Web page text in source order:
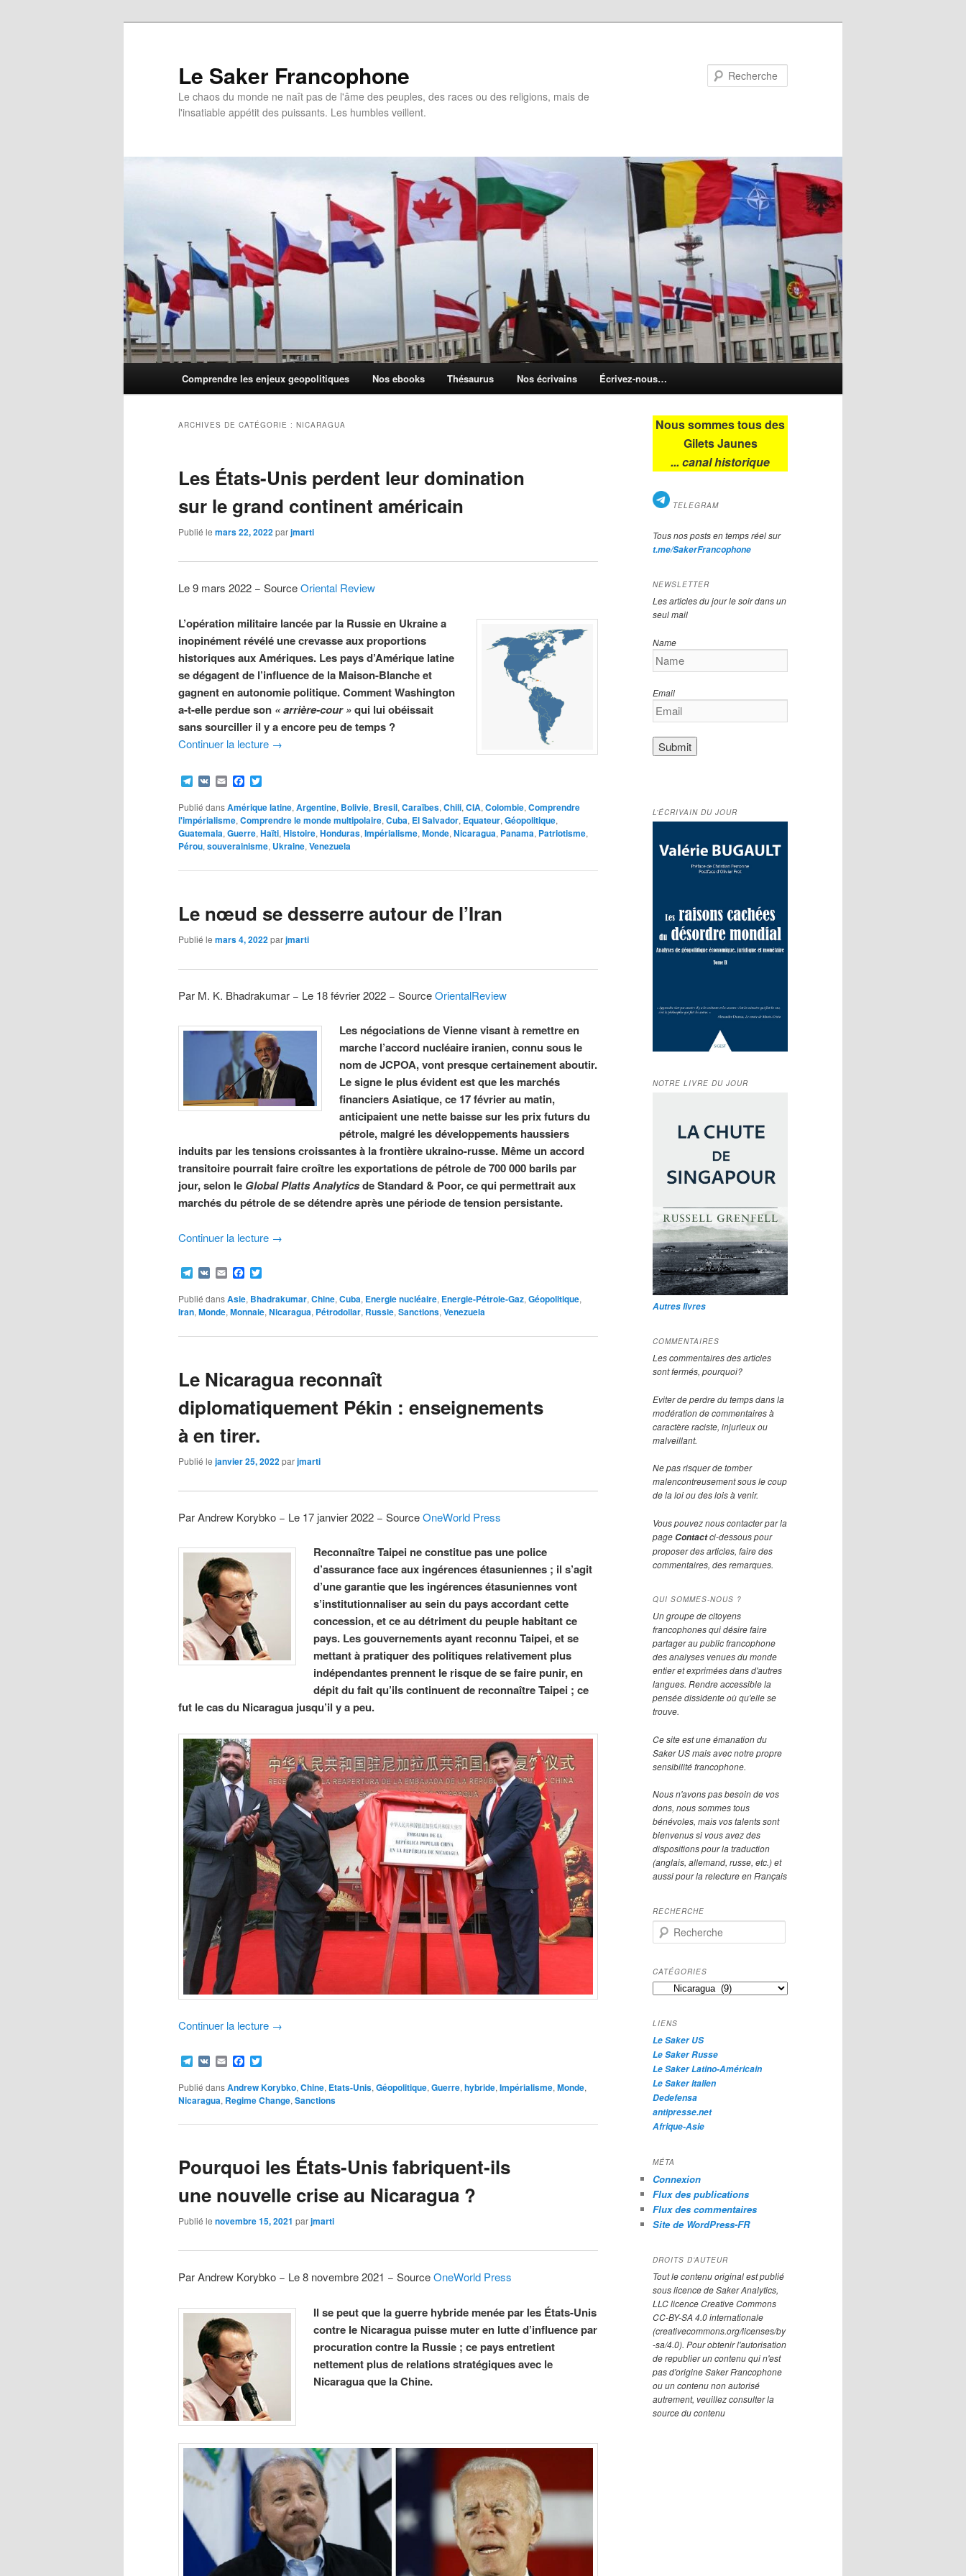
Le Saker Francophone
Le chaos du monde ne naît pas de l'âme des peuples, des races ou des religions, mais de
l'insatiable appétit des puissants. Les humbles veillent.
Comprendre les enjeux geopolitiques Nos ebooks Thésaurus Nos écrivains Écrivez-nous…
ARCHIVES DE CATÉGORIE : NICARAGUA
Les États-Unis perdent leur domination
sur le grand continent américain
Publié le mars 22, 2022parjmarti
Le 9 mars 2022 − SourceOriental Review
L’opération militaire lancée par la Russie en Ukraine a
inopinément révélé une crevasse aux proportions
historiques aux Amériques. Les pays d’Amérique latine
se dégagent de l’influence de la Maison-Blanche et
gagnent en autonomie politique. Comment Washington
a-t-elle perdue son « arrière-cour »qui lui obéissait
sans sourciller il y a encore peu de temps ?
Continuer la lecture →
Telegram
VK EmailFacebook
Publié dansAmérique latine, Argentine, Bolivie, Bresil, Caraïbes, Chili, CIA, Colombie, Comprendre
l'impérialisme, Comprendre le monde multipolaire, Cuba, El Salvador, Equateur, Géopolitique,
Guatemala, Guerre, Haïti, Histoire, Honduras, Impérialisme, Monde, Nicaragua, Panama, Patriotisme,
Pérou, souverainisme, Ukraine, Venezuela
Le nœud se desserre autour de l’Iran
Publié le mars 4, 2022parjmarti
Par M. K. Bhadrakumar − Le 18 février 2022 − SourceOrientalReview
Les négociations de Vienne visant à remettre en
marche l’accord nucléaire iranien, connu sous le
nom de JCPOA, vont presque certainement aboutir.
Le signe le plus évident est que les marchés
financiers Asiatique, ce 17 février au matin,
anticipaient une nette baisse sur les prix futurs du
pétrole, malgré les développements haussiers
induits par les tensions croissantes à la frontière ukraino-russe. Même un accord
transitoire pourrait faire croître les exportations de pétrole de 700 000 barils par
jour, selon le Global Platts Analyticsde Standard & Poor, ce qui permettrait aux
marchés du pétrole de se détendre après une période de tension persistante.
Continuer la lecture →
Telegram
VK EmailFacebook
Publié dansAsie, Bhadrakumar, Chine, Cuba, Energie nucléaire, Energie-Pétrole-Gaz, Géopolitique,
Iran, Monde, Monnaie, Nicaragua, Pétrodollar, Russie, Sanctions, Venezuela
Le Nicaragua reconnaît
diplomatiquement Pékin : enseignements
à en tirer.
Publié le janvier 25, 2022parjmarti
Par Andrew Korybko − Le 17 janvier 2022 − SourceOneWorld Press
Reconnaître Taipei ne constitue pas une police
d’assurance face aux ingérences étasuniennes ; il s’agit
d’une garantie que les ingérences étasuniennes vont
s’institutionnaliser au sein du pays accordant cette
concession, et ce au détriment du peuple habitant ce
pays. Les gouvernements ayant reconnu Taipei, et se
mettant à pratiquer des politiques relativement plus
indépendantes prennent le risque de se faire punir, en
dépit du fait qu’ils continuent de reconnaître Taipei ; ce
fut le cas du Nicaragua jusqu’il y a peu.
Continuer la lecture →
Telegram
VK EmailFacebook
Publié dansAndrew Korybko, Chine, Etats-Unis, Géopolitique, Guerre, hybride, Impérialisme, Monde,
Nicaragua, Regime Change, Sanctions
Pourquoi les États-Unis fabriquent-ils
une nouvelle crise au Nicaragua ?
Publié le novembre 15, 2021 parjmarti
Par Andrew Korybko − Le 8 novembre 2021 − SourceOneWorld Press
Il se peut que la guerre hybride menée par les États-Unis
contre le Nicaragua puisse muter en lutte d’influence par
procuration contre la Russie ; ce pays entretient
nettement plus de relations stratégiques avec le
Nicaragua que la Chine.
Nous sommes tous des
Gilets Jaunes
... canal historique
TELEGRAM
Tous nos posts en temps réel sur
t.me/SakerFrancophone
NEWSLETTER
Les articles du jour le soir dans un
seul mail
Name
Email
L’ÉCRIVAIN DU JOUR
NOTRE LIVRE DU JOUR
Autres livres
COMMENTAIRES
Les commentaires des articles
sont fermés, pourquoi?
Eviter de perdre du temps dans la
modération de commentaires à
caractère raciste, injurieux ou
malveillant.
Ne pas risquer de tomber
malencontreusement sous le coup
de la loi ou des lois à venir.
Vous pouvez nous contacter par la
page Contactci-dessous pour
proposer des articles, faire des
commentaires, des remarques.
QUI SOMMES-NOUS ?
Un groupe de citoyens
francophones qui désire faire
partager au public francophone
des analyses venues du monde
entier et exprimées dans d'autres
langues. Rendre accessible la
pensée dissidente où qu'elle se
trouve.
Ce site est une émanation du
Saker US mais avec notre propre
sensibilité francophone.
Nous n'avons pas besoin de vos
dons, nous sommes tous
bénévoles, mais vos talents sont
bienvenus si vous avez des
dispositions pour la traduction
(anglais, allemand, russe, etc.) et
aussi pour la relecture en Français
RECHERCHE
e
h
e
r
h
e
CATÉGORIES
Catégories
LIENS
Le Saker US
Le Saker Russe
Le Saker Latino-Américain
Le Saker Italien
Dedefensa
antipresse.net
Afrique-Asie
MÉTA
Connexion
Flux des publications
Flux des commentaires
Site de WordPress-FR
DROITS D’AUTEUR
Tout le contenu original est publié
sous licence de Saker Analytics,
LLC licence Creative Commons
CC-BY-SA 4.0 internationale
(creativecommons.org/licenses/by
-sa/4.0). Pour obtenir l'autorisation
de republier un contenu qui n'est
pas d'origine Saker Francophone
ou un contenu non autorisé
autrement, veuillez consulter la
source du contenu